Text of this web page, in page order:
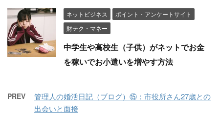
ネットビジネス
ポイント・アンケートサイト
財テク・マネー
中学生や高校生（子供）がネットでお金
を稼いでお小遣いを増やす方法
PREV
管理人の婚活日記（ブログ）⑮：市役所さん27歳との
出会いと面接